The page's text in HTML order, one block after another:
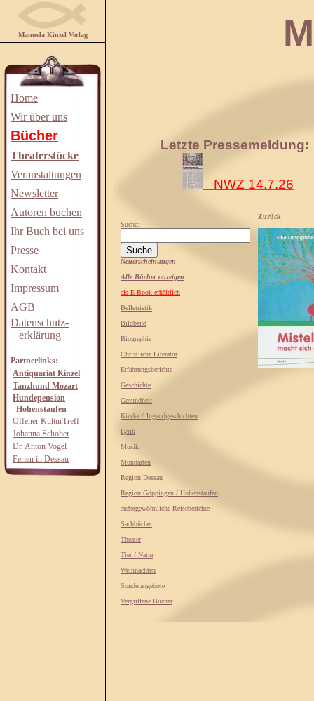
Manuela Kinzel Verlag
Home
Wir über uns
Bücher
Theaterstücke
Veranstaltungen
Newsletter
Autoren buchen
Ihr Buch bei uns
Presse
Kontakt
Impressum
AGB
Datenschutz-
erklärung
Partnerlinks:
Antiquariat Kinzel
Tanzhund Mozart
Hundepension
Hohenstaufen
Offener KulturTreff
Johanna Schober
Dr. Anton Vogel
Ferien in Dessau
Letzte Pressemeldung:
NWZ 14.7.26
Suche:
Neuerscheinungen
Alle Bücher anzeigen
als E-Book erhältlich
Belletristik
Bildband
Biographie
Christliche Literatur
Erfahrungsberichte
Geschichte
Gesundheit
Kinder / Jugendgeschichten
Lyrik
Musik
Mundarten
Region Dessau
Region Göppingen / Hohenstaufen
außergewöhnliche Reiseberichte
Sachbücher
Theater
Tier / Natur
Weihnachten
Sonderangebote
Vergriffene Bücher
Zurück